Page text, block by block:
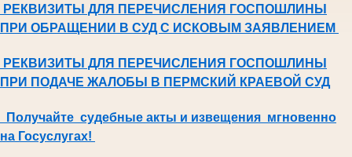
РЕКВИЗИТЫ ДЛЯ ПЕРЕЧИСЛЕНИЯ ГОСПОШЛИНЫ
ПРИ ОБРАЩЕНИИ В СУД С ИСКОВЫМ ЗАЯВЛЕНИЕМ
РЕКВИЗИТЫ ДЛЯ ПЕРЕЧИСЛЕНИЯ ГОСПОШЛИНЫ
ПРИ ПОДАЧЕ ЖАЛОБЫ В ПЕРМСКИЙ КРАЕВОЙ СУД
Получайте судебные акты и извещения мгновенно
на Госуслугах!